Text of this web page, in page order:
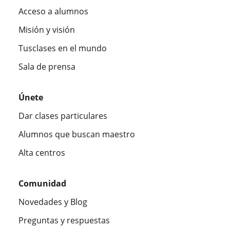
Acceso a alumnos
Misión y visión
Tusclases en el mundo
Sala de prensa
Únete
Dar clases particulares
Alumnos que buscan maestro
Alta centros
Comunidad
Novedades y Blog
Preguntas y respuestas